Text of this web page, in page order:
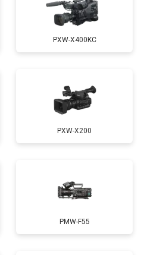
PXW-X400KC
PXW-X200
PMW-F55